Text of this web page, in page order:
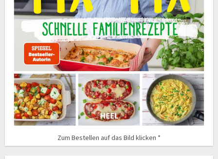
Zum Bestellen auf das Bild klicken *